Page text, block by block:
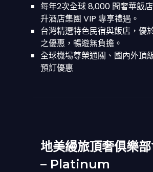
每年2次全球 8,000 間奢華飯
升酒店集團 VIP 專享禮遇。
台灣精選特色民宿與飯店，優
之優惠，暢遊無負擔。
全球機場尊榮通關、國內外頂
預訂優惠
地美縵旅頂奢俱樂
– Platinum